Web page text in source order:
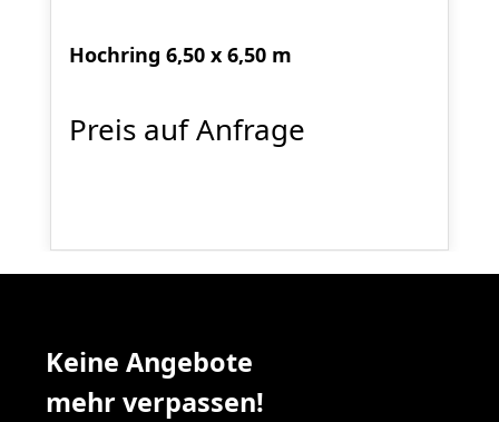
Hochring 6,50 x 6,50 m
Preis auf Anfrage
Keine Angebote
mehr verpassen!